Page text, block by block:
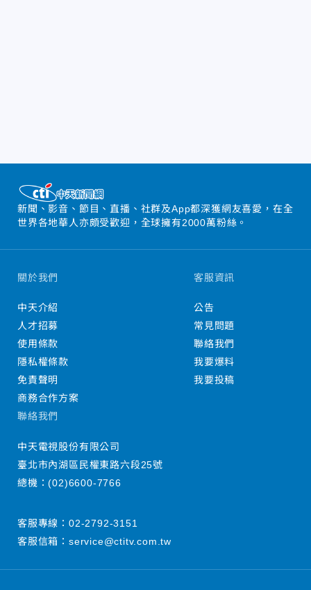
新聞、影音、節目、直播、社群及App都深獲網友喜愛，在全
世界各地華人亦頗受歡迎，全球擁有2000萬粉絲。
關於我們
中天介紹
人才招募
使用條款
隱私權條款
免責聲明
商務合作方案
客服資訊
公告
常見問題
聯絡我們
我要爆料
我要投稿
聯絡我們
中天電視股份有限公司
臺北市內湖區民權東路六段25號
總機：(02)6600-7766
客服專線： 02-2792-3151
客服信箱： service@ctitv.com.tw